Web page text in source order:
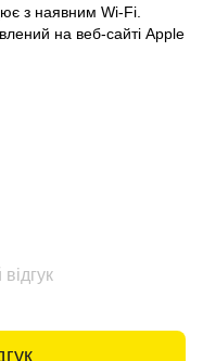
з наявним Wi-Fi.
на веб-сайті Apple